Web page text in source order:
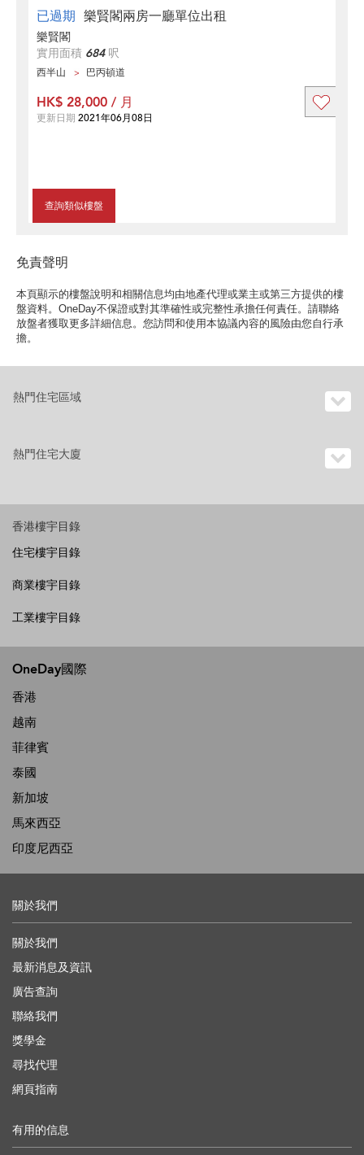
已過期 樂賢閣兩房一廳單位出租
樂賢閣
實用面積 684呎
西半山 巴丙頓道
查詢類似樓盤
HK$ 28,000 / 月
更新日期 2021年06月08日
免責聲明
本頁顯示的樓盤說明和相關信息均由地產代理或業主或第三方提供的樓
盤資料。OneDay不保證或對其準確性或完整性承擔任何責任。請聯絡
放盤者獲取更多詳細信息。您訪問和使用本協議內容的風險由您自行承
擔。
熱門住宅區域
熱門住宅大廈
香港樓宇目錄
住宅樓宇目錄
商業樓宇目錄
工業樓宇目錄
OneDay國際
香港
越南
菲律賓
泰國
新加坡
馬來西亞
印度尼西亞
關於我們
關於我們
最新消息及資訊
廣告查詢
聯絡我們
獎學金
尋找代理
網頁指南
有用的信息